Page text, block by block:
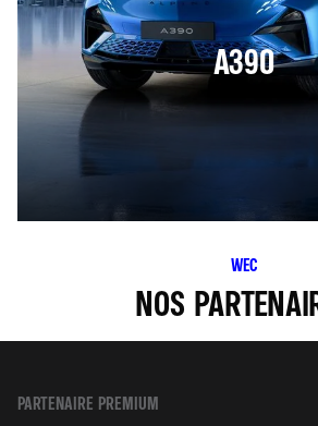
A390
WEC
NOS
PARTENAIRE PREMIUM